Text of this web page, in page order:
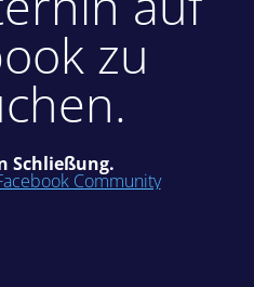
zu
Schließung.
Community